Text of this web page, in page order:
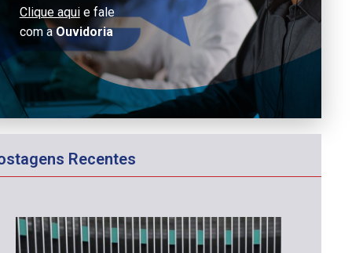
Clique aquie fale
com aOuvidoria
Recentes